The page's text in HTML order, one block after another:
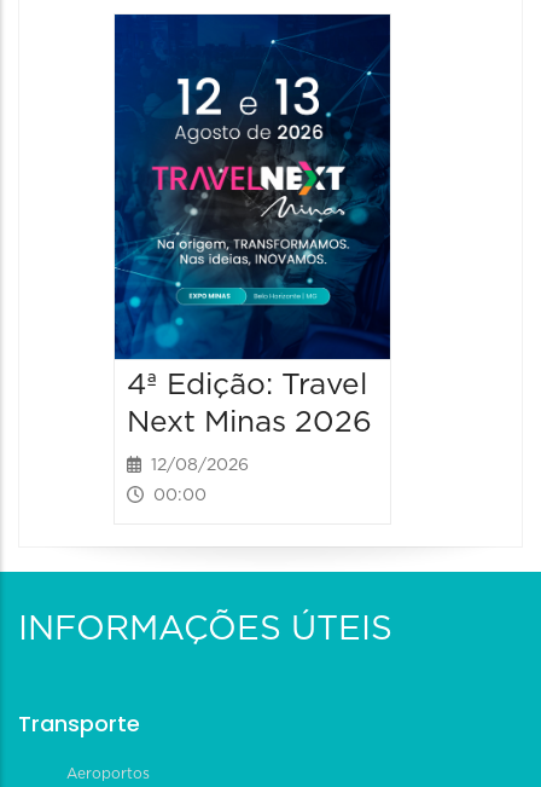
4ª Edição: Travel
Next Minas 2026
12/08/2026
00:00
INFORMAÇÕES ÚTEIS
Transporte
Aeroportos